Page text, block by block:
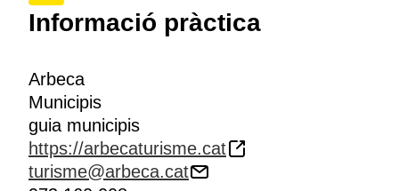
Informació pràctica
Arbeca
Municipis
guia municipis
https://arbecaturisme.cat
turisme@arbeca.cat